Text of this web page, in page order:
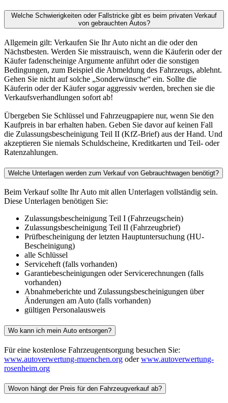
Welche Schwierigkeiten oder Fallstricke gibt es beim privaten Verkauf
von gebrauchten Autos?
Allgemein gilt: Verkaufen Sie Ihr Auto nicht an die oder den
Nächstbesten. Werden Sie misstrauisch, wenn die Käuferin oder der
Käufer fadenscheinige Argumente anführt oder die sonstigen
Bedingungen, zum Beispiel die Abmeldung des Fahrzeugs, ablehnt.
Gehen Sie nicht auf solche „Sonderwünsche“ ein. Sollte die
Käuferin oder der Käufer sogar aggressiv werden, brechen sie die
Verkaufsverhandlungen sofort ab!
Übergeben Sie Schlüssel und Fahrzeugpapiere nur, wenn Sie den
Kaufpreis in bar erhalten haben. Geben Sie davor auf keinen Fall
die Zulassungsbescheinigung Teil II (KfZ-Brief) aus der Hand. Und
akzeptieren Sie niemals Schuldscheine, Kreditkarten und Teil- oder
Ratenzahlungen.
Welche Unterlagen werden zum Verkauf von Gebrauchtwagen benötigt?
Beim Verkauf sollte Ihr Auto mit allen Unterlagen vollständig sein.
Diese Unterlagen benötigen Sie:
Zulassungsbescheinigung Teil I (Fahrzeugschein)
Zulassungsbescheinigung Teil II (Fahrzeugbrief)
Prüfbescheinigung der letzten Hauptuntersuchung (HU-
Bescheinigung)
alle Schlüssel
Serviceheft (falls vorhanden)
Garantiebescheinigungen oder Servicerechnungen (falls
vorhanden)
Abnahmeberichte und Zulassungsbescheinigungen über
Änderungen am Auto (falls vorhanden)
gültigen Personalausweis
Wo kann ich mein Auto entsorgen?
Für eine kostenlose Fahrzeugentsorgung besuchen Sie:
www.autoverwertung-muenchen.org oderwww.autoverwertung-
rosenheim.org
Wovon hängt der Preis für den Fahrzeugverkauf ab?